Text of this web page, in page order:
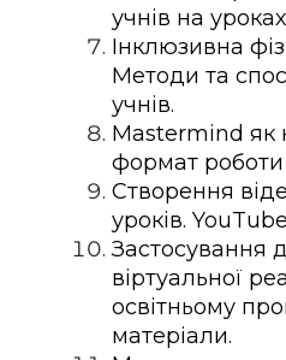
учнів на
Інклюзивна
Методи та
учнів.
Mastermind як
формат роботи
Створення
уроків.
Застосування
віртуальної
освітньому
матеріали.